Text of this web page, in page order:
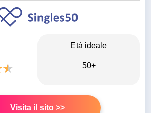
Età ideale
50+
Visita il sito >>